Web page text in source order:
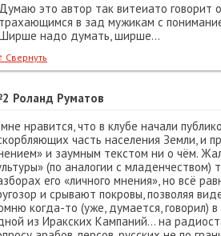
Думаю это автор так витеиато говорит
трахающимся в зад мужикам с
надо думать, ширше...
↑ Свернуть
Роланд Руматов
нравится, что в клубе начали
часть населения Земли, и
и заумным текстом ни о чём.
(по аналогии с
его «личного мнения», но всё
и срывают покровы, позволяя
когда-то (уже, думается, говорил)
из Иракских Кампаний… на